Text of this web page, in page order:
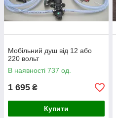
Мобільний душ від 12 або
220 вольт
В наявності 737 од.
1 695 ₴
Купити